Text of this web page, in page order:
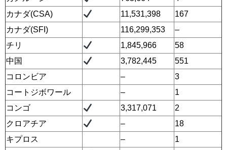
カナダ(CSA)
11,531,398
167
カナダ(SFI)
116,299,353
–
チリ
1,845,966
58
中国
3,782,445
551
コロンビア
–
3
コートジボワール
–
1
コンゴ
3,317,071
2
クロアチア
–
18
キプロス
–
1